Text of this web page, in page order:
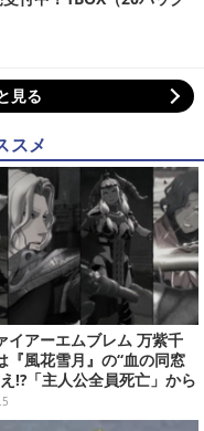
見る
スメ
イアーエムブレム 万紫千
『風花雪月』の“血の同窓
!?「主人公全員死亡」から
物語は、様々なシリーズ作
させる